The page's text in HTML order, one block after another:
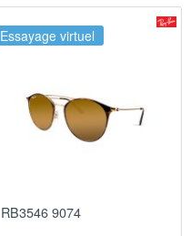
Essayage virtuel
RB3546 9074